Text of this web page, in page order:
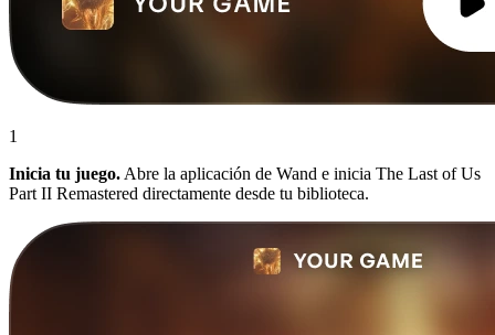
1
Inicia tu juego. Abre la aplicación de Wand e inicia The Last of Us
Part II Remastered directamente desde tu biblioteca.